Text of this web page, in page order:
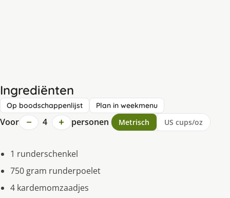
Ingrediënten
Op boodschappenlijst Plan in weekmenu
Voor − 4 + personen Metrisch US cups/oz
1 runderschenkel
750 gram runderpoelet
4 kardemomzaadjes